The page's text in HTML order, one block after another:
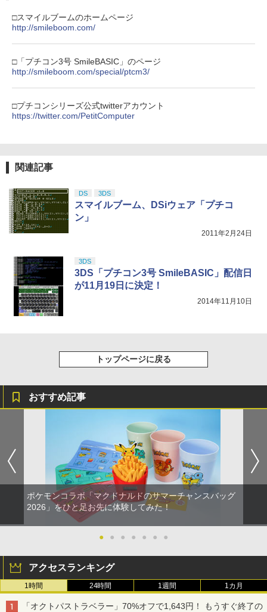
(オリジナル特典:オリジナル巾着＋メー
ボード付) [Blu-ray]
￥10,780
4
劇場版「鬼滅の刃」無限城編 第一章 猗
窩座再来 完全生産限定版 [Blu-ray]
5
【Amazon.co.jp限定】劇場版モノノ怪
第三章 蛇神 (オリジナル特典:オリジナル
□スマイルブームのホームページ
http://smileboom.com/
□「プチコン3号 SmileBASIC」のページ
http://smileboom.com/special/ptcm3/
□プチコンシリーズ公式twitterアカウント
https://twitter.com/PetitComputer
関連記事
DS 3DS
スマイルブーム、DSiウェア「プチコ
ン」
2011年2月24日
3DS
3DS「プチコン3号 SmileBASIC」配信日
が11月19日に決定！
2014年11月10日
トップページに戻る
おすすめ記事
ポケモンコラボ「マクドナルドのサマーチャンスバッグ
2026」をひと足お先に体験してみた！
● ● ● ● ● ● ●
アクセスランキング
1時間 24時間 1週間 1カ月
「オクトパストラベラー」70%オフで1,643円！ もうすぐ終了の